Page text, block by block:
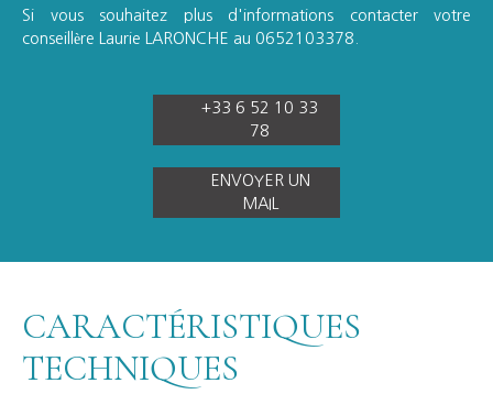
Si vous souhaitez plus d'informations contacter votre
conseillère Laurie LARONCHE au 0652103378.
+33 6 52 10 33
78
ENVOYER UN
MAIL
CARACTÉRISTIQUES
TECHNIQUES